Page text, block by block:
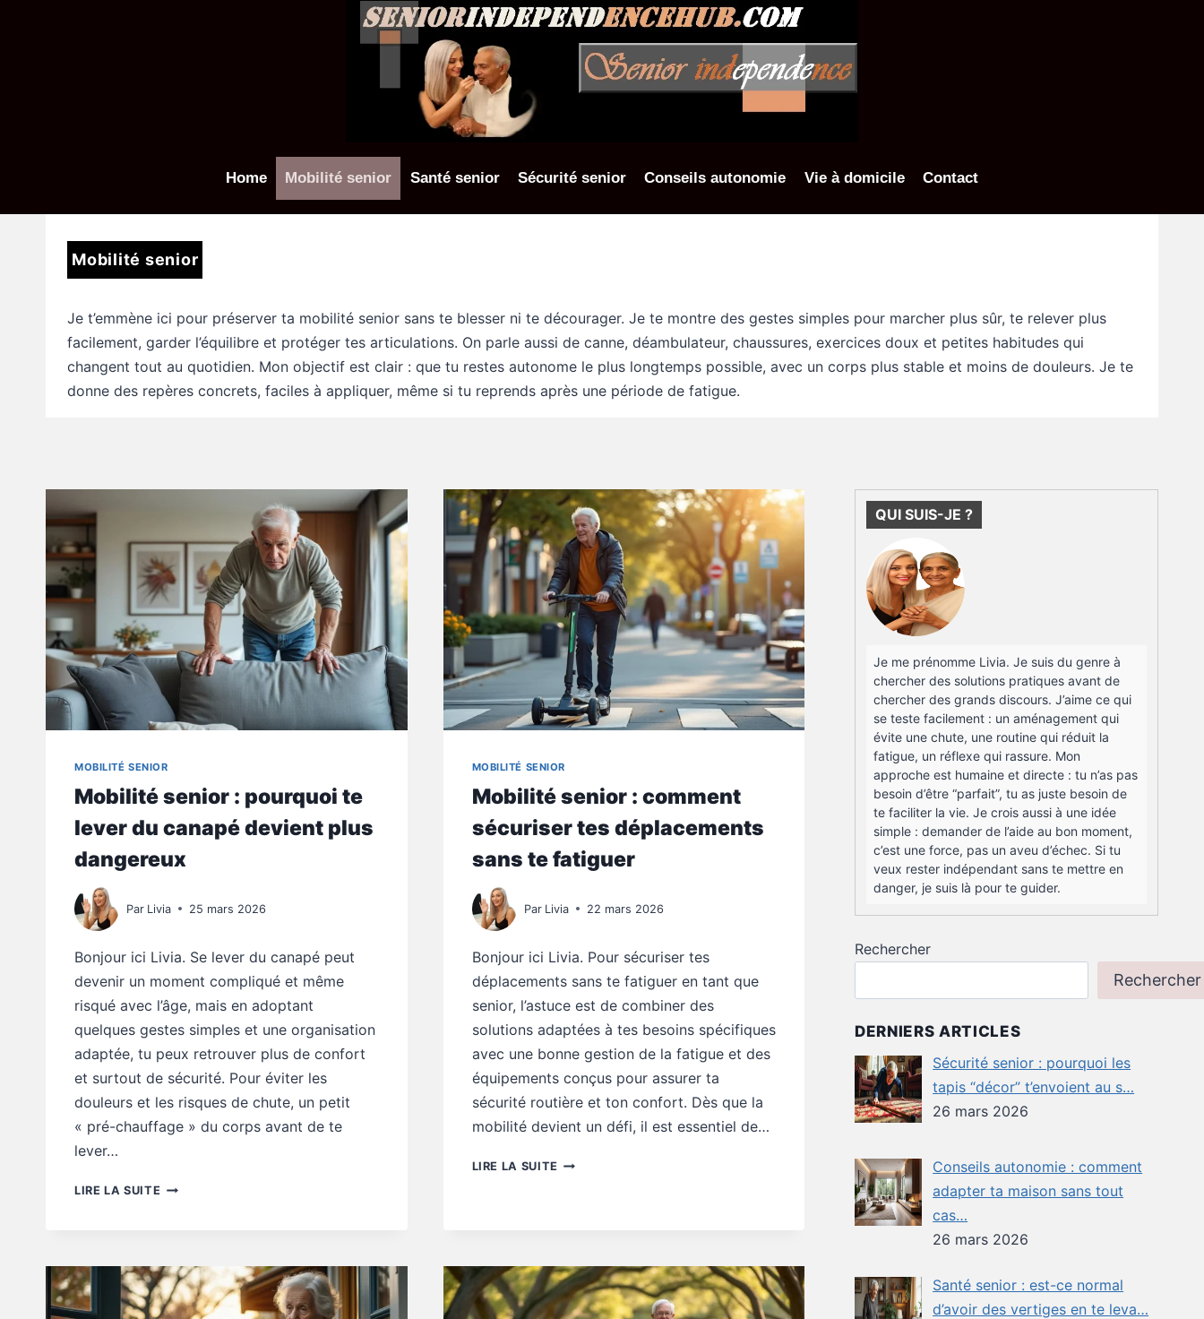
Home Mobilité senior Santé senior Sécurité senior Conseils autonomie Vie à domicile Contact
Mobilité senior
Je t’emmène ici pour préserver ta mobilité senior sans te blesser ni te décourager. Je te montre des gestes simples pour marcher plus sûr, te relever plus
facilement, garder l’équilibre et protéger tes articulations. On parle aussi de canne, déambulateur, chaussures, exercices doux et petites habitudes qui
changent tout au quotidien. Mon objectif est clair : que tu restes autonome le plus longtemps possible, avec un corps plus stable et moins de douleurs. Je te
donne des repères concrets, faciles à appliquer, même si tu reprends après une période de fatigue.
MOBILITÉ SENIOR
Mobilité senior : pourquoi te
lever du canapé devient plus
dangereux
Par Livia 25 mars 2026
Bonjour ici Livia. Se lever du canapé peut
devenir un moment compliqué et même
risqué avec l’âge, mais en adoptant
quelques gestes simples et une organisation
adaptée, tu peux retrouver plus de confort
et surtout de sécurité. Pour éviter les
douleurs et les risques de chute, un petit
« pré-chauffage » du corps avant de te
lever…
LIRE LA SUITE MOBILITÉ
LEVER
DU
MOBILITÉ SENIOR
Mobilité senior : comment
sécuriser tes déplacements
sans te fatiguer
Par Livia 22 mars 2026
Bonjour ici Livia. Pour sécuriser tes
déplacements sans te fatiguer en tant que
senior, l’astuce est de combiner des
solutions adaptées à tes besoins spécifiques
avec une bonne gestion de la fatigue et des
équipements conçus pour assurer ta
sécurité routière et ton confort. Dès que la
mobilité devient un défi, il est essentiel de…
LIRE LA SUITE MOBILITÉ
DÉPLACEMENTS
SANS
TE
QUI SUIS-JE ?
Je me prénomme Livia. Je suis du genre à
chercher des solutions pratiques avant de
chercher des grands discours. J’aime ce qui
se teste facilement : un aménagement qui
évite une chute, une routine qui réduit la
fatigue, un réflexe qui rassure. Mon
approche est humaine et directe : tu n’as pas
besoin d’être “parfait”, tu as juste besoin de
te faciliter la vie. Je crois aussi à une idée
simple : demander de l’aide au bon moment,
c’est une force, pas un aveu d’échec. Si tu
veux rester indépendant sans te mettre en
danger, je suis là pour te guider.
Rechercher
Rechercher
DERNIERS ARTICLES
Sécurité senior : pourquoi les
tapis “décor” t’envoient au s…
26 mars 2026
Conseils autonomie : comment
adapter ta maison sans tout
cas…
26 mars 2026
Santé senior : est-ce normal
d’avoir des vertiges en te leva…